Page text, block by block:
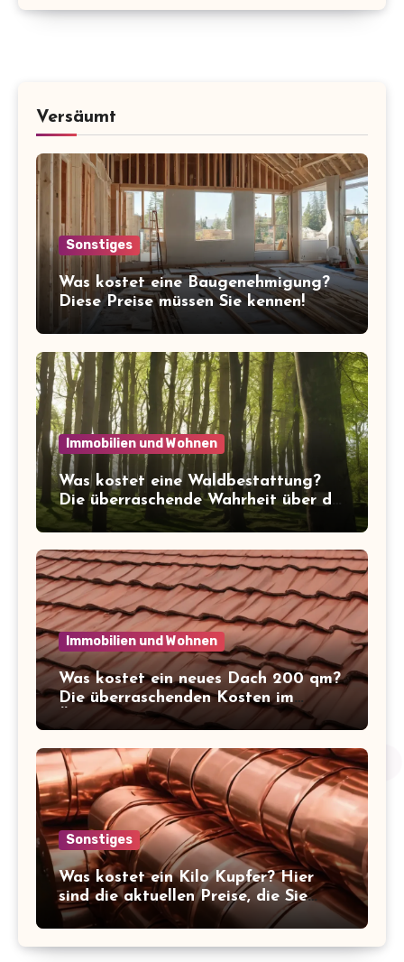
Versäumt
Sonstiges
Was kostet eine Baugenehmigung?
Diese Preise müssen Sie kennen!
Immobilien und Wohnen
Was kostet eine Waldbestattung?
Die überraschende Wahrheit über die
Kosten der letzten Ruhe
Immobilien und Wohnen
Was kostet ein neues Dach 200 qm?
Die überraschenden Kosten im
Überblick!
Sonstiges
Was kostet ein Kilo Kupfer? Hier
sind die aktuellen Preise, die Sie
kennen sollten!